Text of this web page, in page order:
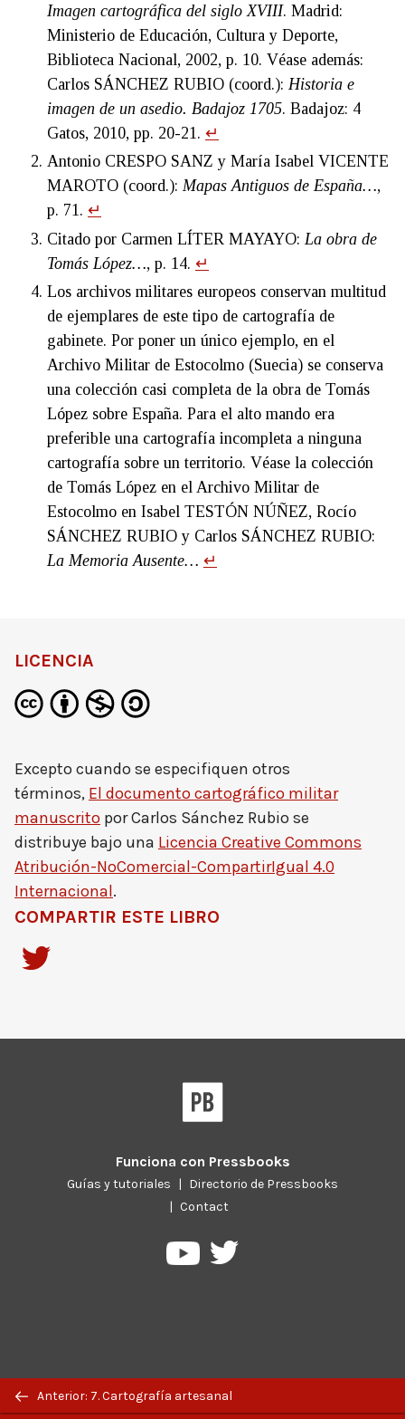
Imagen cartográfica del siglo XVIII. Madrid:
Ministerio de Educación, Cultura y Deporte,
Biblioteca Nacional, 2002, p. 10. Véase además:
Carlos SÁNCHEZ RUBIO (coord.): Historia e
imagen de un asedio. Badajoz 1705. Badajoz: 4
Gatos, 2010, pp. 20-21. ↵
Antonio CRESPO SANZ y María Isabel VICENTE
MAROTO (coord.): Mapas Antiguos de España…,
p. 71. ↵
Citado por Carmen LÍTER MAYAYO: La obra de
Tomás López…, p. 14. ↵
Los archivos militares europeos conservan multitud
de ejemplares de este tipo de cartografía de
gabinete. Por poner un único ejemplo, en el
Archivo Militar de Estocolmo (Suecia) se conserva
una colección casi completa de la obra de Tomás
López sobre España. Para el alto mando era
preferible una cartografía incompleta a ninguna
cartografía sobre un territorio. Véase la colección
de Tomás López en el Archivo Militar de
Estocolmo en Isabel TESTÓN NÚÑEZ, Rocío
SÁNCHEZ RUBIO y Carlos SÁNCHEZ RUBIO:
La Memoria Ausente… ↵
Previous/next
navigation
Anterior: 7. Cartografía artesanal
LICENCIA
Excepto cuando se especifiquen otros
términos, El documento cartográfico militar
manuscrito porCarlos Sánchez Rubio se
distribuye bajo una Licencia Creative Commons
Atribución-NoComercial-CompartirIgual 4.0
Internacional.
COMPARTIR ESTE LIBRO
Funciona con Pressbooks
Guías y tutoriales | Directorio de Pressbooks
| Contact
PressbooksPressbooks